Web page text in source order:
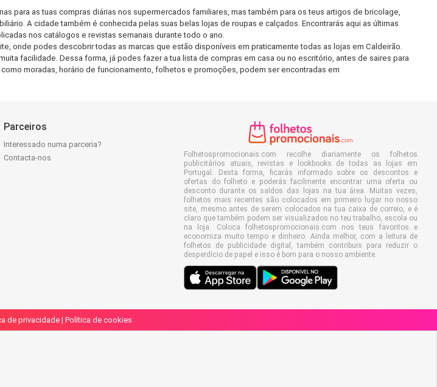
para as tuas compras diárias nos supermercados familiares, mas também para os teus artigos de bricolage,
A cidade também é conhecida pelas suas belas lojas de roupas e calçados. Encontrarás aqui as últimas
nos catálogos e revistas semanais durante todo o ano.
onde podes descobrir todas as marcas que estão disponíveis em praticamente todas as lojas em Caldeirão.
facilidade. Dessa forma, já podes fazer a tua lista de compras em casa ou no escritório, antes de saires para
moradas, horário de funcionamento, folhetos e promoções, podem ser encontradas em
Parceiros
Interessado numa parceria?
Contacta-nos
Folhetospromocionais.com recolhe diariamente os folhetos
publicitários atuais, revistas e lookbooks de todas as lojas em
Portugal. Desta forma, ficarás informado sobre os descontos e
ofertas do folheto e poderás facilmente encontrar uma oferta ou
desconto durante os saldos das lojas na tua área. Muitas vezes,
folhetos mais recentes são colocados em primeiro lugar no nosso
site, mesmo antes de serem colocados na tua caixa de correio, e é
claro que também podem ser visualizados no teu trabalho, escola ou
na loja. Coloca folhetospromocionais.com nos teus favoritos e
economiza muito tempo e dinheiro. Ainda melhor, com a leitura de
folhetos de publicidade digital, também contribuis para reduzir o
desperdício de papel e isso é bom para o nosso ambiente.
de privacidade| Política de cookies